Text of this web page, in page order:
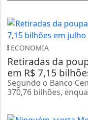
ECONOMIA
Retiradas da
em R$ 7,15
Segundo o Banco
370,76 bilhões,